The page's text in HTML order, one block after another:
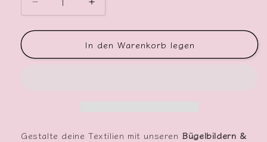
Verringere
die
Menge
Bügelbild
Erhöhe
die
Menge
für
Bügelbild
In den Warenkorb legen
Gestalte deine Textilien mit unseren Bügelbildern &